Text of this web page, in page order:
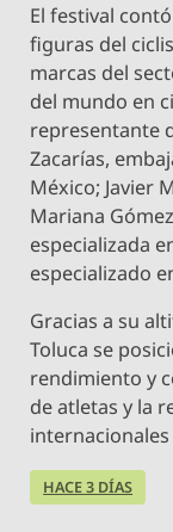
El festival
figuras del
marcas del
del mundo en
representante
Zacarías,
México; Javier
Mariana
especializada
especializado
Gracias a su
Toluca se
rendimiento y
de atletas y la
HACE 3 DÍAS